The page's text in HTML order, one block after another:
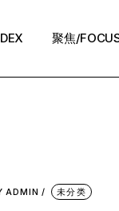
聚焦/
ADMIN 未分类